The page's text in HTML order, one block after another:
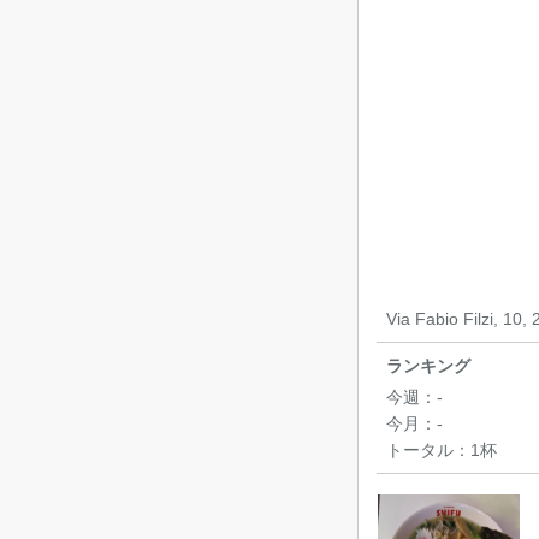
Via Fabio Filzi, 10,
ランキング
今週： -
今月： -
トータル： 1杯